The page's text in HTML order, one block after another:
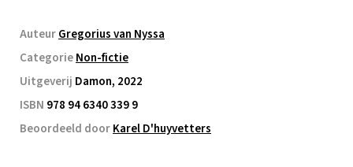
AuteurGregorius van Nyssa
CategorieNon-fictie
Uitgeverij Damon, 2022
ISBN 978 94 6340 339 9
Beoordeeld doorKarel D'huyvetters